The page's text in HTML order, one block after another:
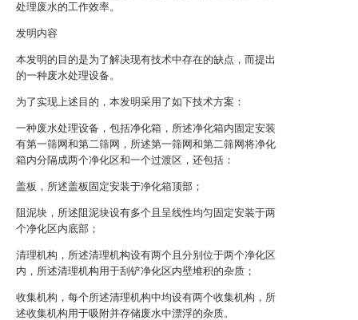
处理废水的工作效率。
发明内容
本发明的目的是为了解决现有技术中存在的缺点，而提出
的一种废水处理设备。
为了实现上述目的，本发明采用了如下技术方案：
一种废水处理设备，包括净化箱，所述净化箱内固定安装
有第一筛网和第二筛网，所述第一筛网和第二筛网将净化
箱内分隔成两个净化区和一个过渡区，还包括：
盖板，所述盖板固定安装于净化箱顶部；
阻泥块，所述阻泥块设有多个且呈线性均匀固定安装于两
个净化区内底部；
清理机构，所述清理机构设有两个且分别位于两个净化区
内，所述清理机构用于刮铲净化区内壁堆积的杂质；
收集机构，每个所述清理机构中均设有两个收集机构，所
述收集机构用于吸附并存储废水中漂浮的杂质。